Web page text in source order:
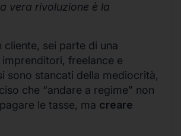
vera rivoluzione è la
cliente, sei parte di una
freelance e
sono stancati della mediocrità,
che “andare a regime” non
le tasse, ma creare